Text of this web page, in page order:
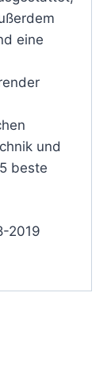
eine
und
beste
2019